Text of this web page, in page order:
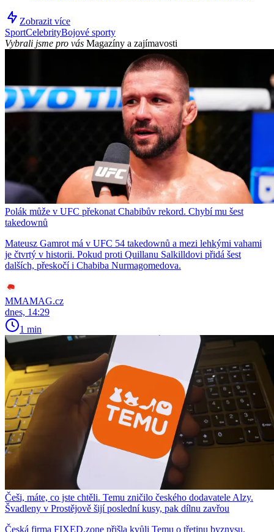
Zobrazit více
SportCelebrityBojové sporty
Vybrali jsme pro vás Magazíny a zajímavosti
Polák může v UFC překonat Chabibův rekord. Chybí mu šest
takedownů
Mateusz Gamrot má v UFC 54 takedownů a mezi lehkými vahami
je čtvrtý v historii. Pokud proti Quillanu Salkilldovi přidá šest
dalších, přeskočí i Chabiba Nurmagomedova.
MMAMAG.cz
dnes, 14:29
1 min
Češi, máte, co jste chtěli. Temu zničilo českého dodavatele Alzy.
Švadleny v Prostějově šijí poslední kusy, pak dílnu zavřou
Česká firma FIXED.zone přišla kvůli Temu o třetinu byznysu.